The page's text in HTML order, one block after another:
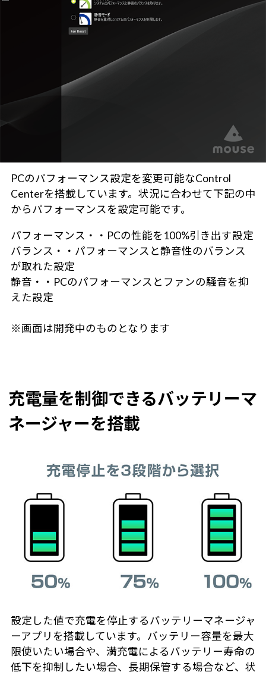
PCのパフォーマンス設定を変更可能なControl
Centerを搭載しています。状況に合わせて下記の中
からパフォーマンスを設定可能です。
パフォーマンス・・PCの性能を100%引き出す設定
バランス・・パフォーマンスと静音性のバランス
が取れた設定
静音・・PCのパフォーマンスとファンの騒音を抑
えた設定
※画面は開発中のものとなります
充電量を制御できるバッテリーマ
ネージャーを搭載
設定した値で充電を停止するバッテリーマネージャ
ーアプリを搭載しています。バッテリー容量を最大
限使いたい場合や、満充電によるバッテリー寿命の
低下を抑制したい場合、長期保管する場合など、状